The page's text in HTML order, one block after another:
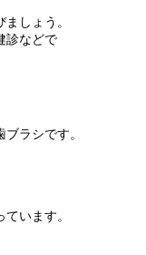
しょう。
診などで
ラシです。
います。